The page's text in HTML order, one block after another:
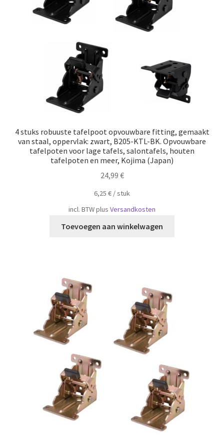
Scheepvaart
4 stuks robuuste tafelpoot opvouwbare fitting, gemaakt
van staal, oppervlak: zwart, B205-KTL-BK. Opvouwbare
tafelpoten voor lage tafels, salontafels, houten
tafelpoten en meer, Kojima (Japan)
24,99 €
6,25 € /​​stuk
incl. BTWplus Versandkosten
Toevoegen aan winkelwagen